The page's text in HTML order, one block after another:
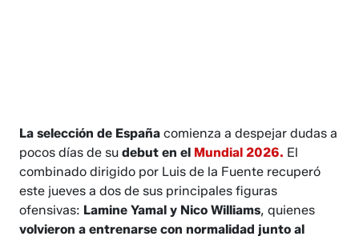
La selección de España comienza a despejar dudas a
pocos días de sudebut en el Mundial 2026. El
combinado dirigido por Luis de la Fuente recuperó
este jueves a dos de sus principales figuras
ofensivas: Lamine Yamal y Nico Williams, quienes
volvieron a entrenarse con normalidad junto al